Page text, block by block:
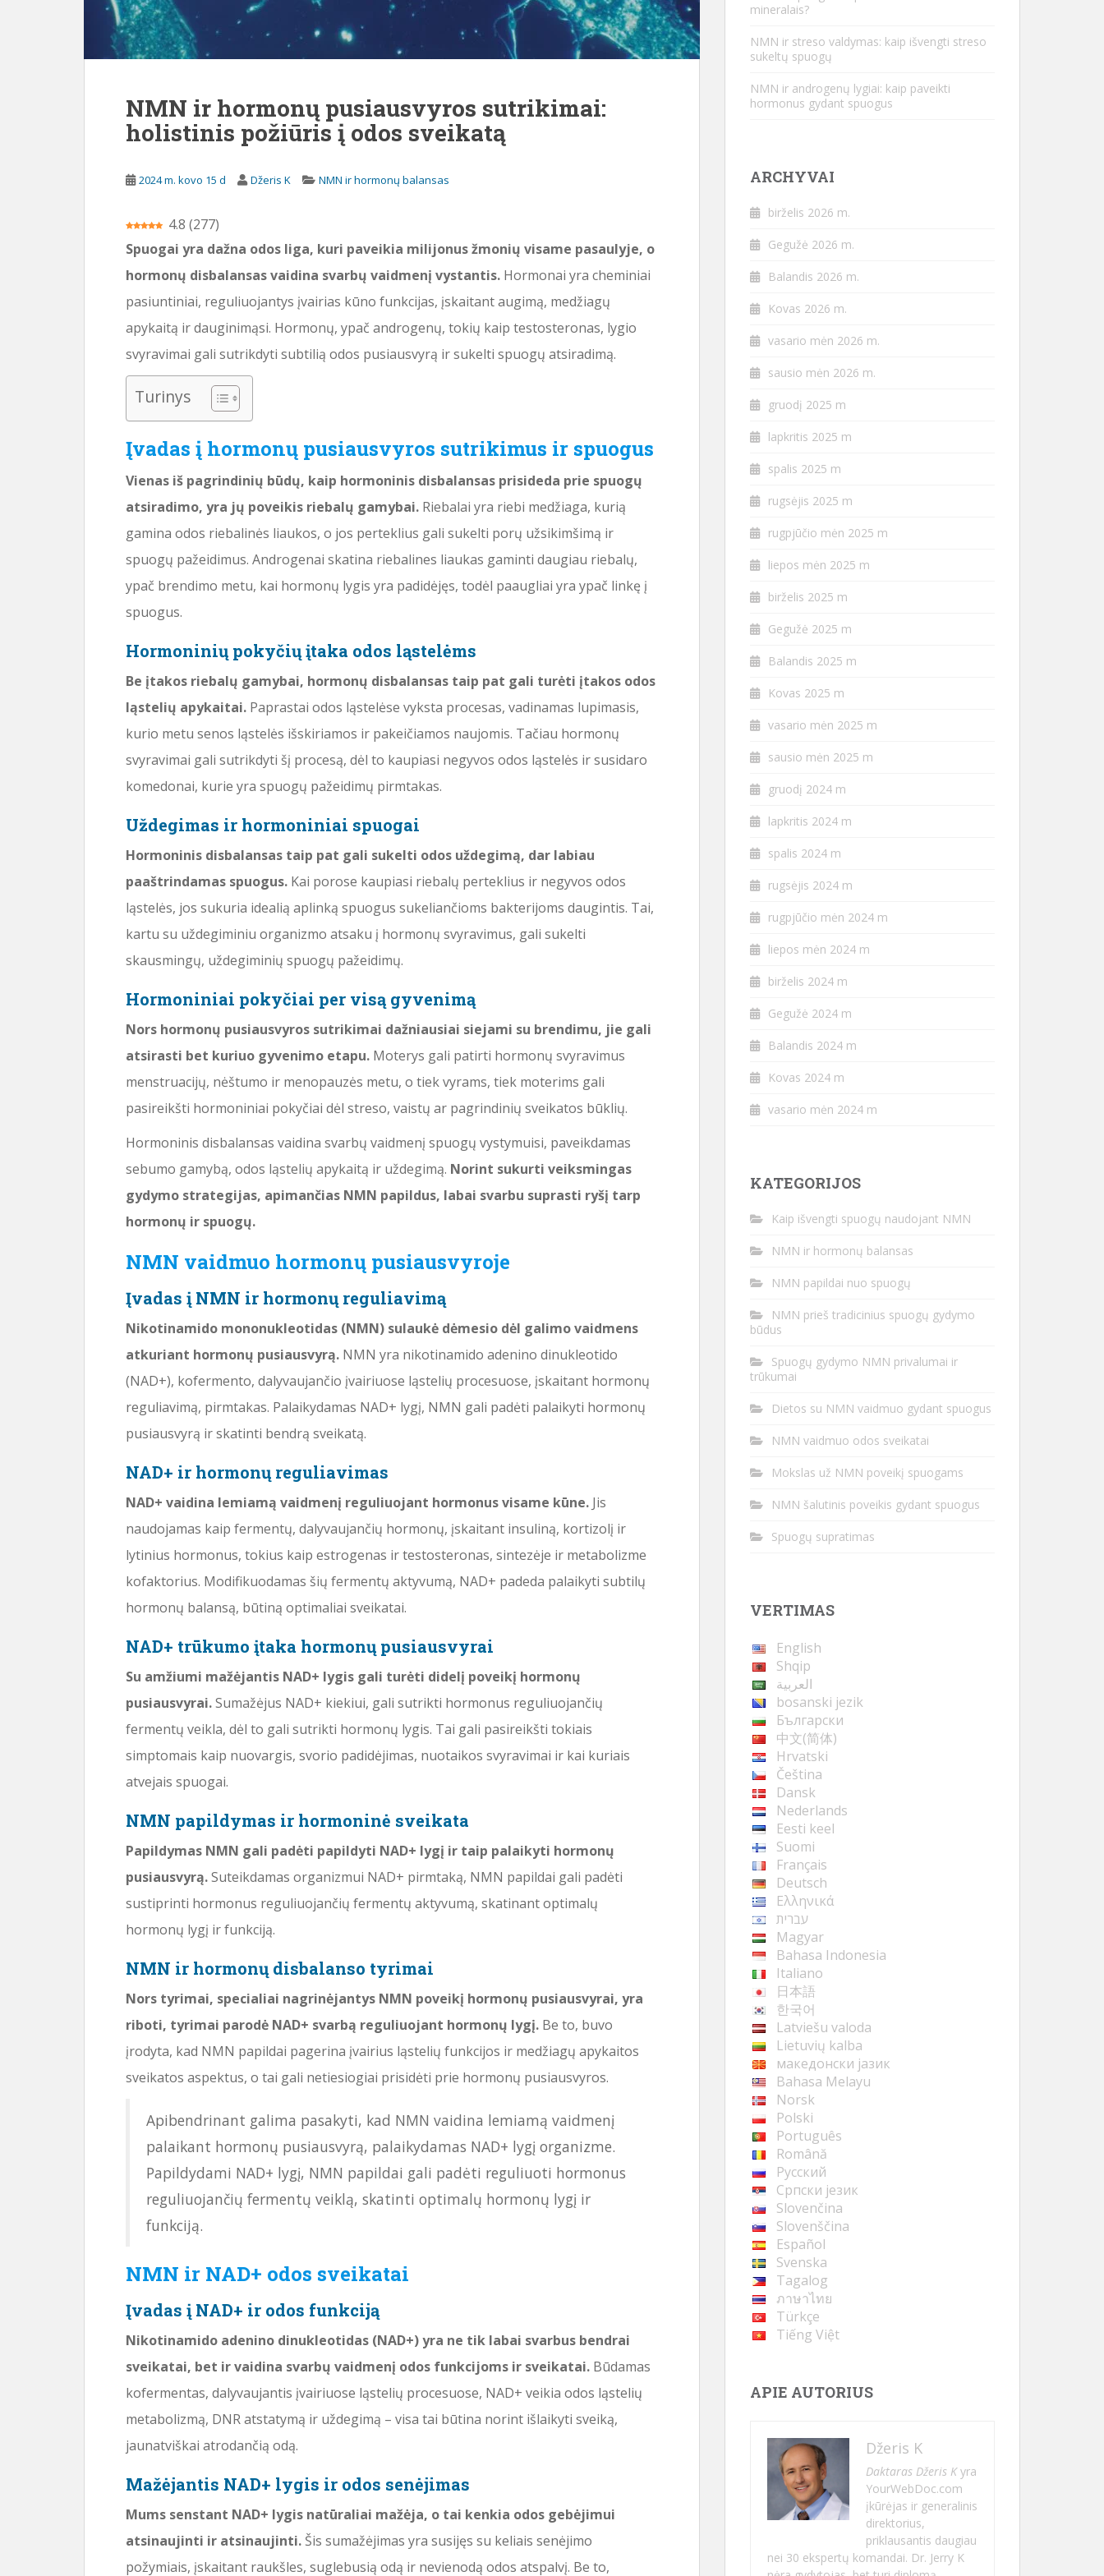
NMN ir hormonų pusiausvyros sutrikimai:
holistinis požiūris į odos sveikatą
2024 m. kovo 15 d Džeris K NMN ir hormonų balansas
4.8 (277)
Spuogai yra dažna odos liga, kuri paveikia milijonus žmonių visame pasaulyje, o
hormonų disbalansas vaidina svarbų vaidmenį vystantis. Hormonai yra cheminiai
pasiuntiniai, reguliuojantys įvairias kūno funkcijas, įskaitant augimą, medžiagų
apykaitą ir dauginimąsi. Hormonų, ypač androgenų, tokių kaip testosteronas, lygio
svyravimai gali sutrikdyti subtilią odos pusiausvyrą ir sukelti spuogų atsiradimą.
Turinys
Įvadas į hormonų pusiausvyros sutrikimus ir spuogus
Vienas iš pagrindinių būdų, kaip hormoninis disbalansas prisideda prie spuogų
atsiradimo, yra jų poveikis riebalų gamybai. Riebalai yra riebi medžiaga, kurią
gamina odos riebalinės liaukos, o jos perteklius gali sukelti porų užsikimšimą ir
spuogų pažeidimus. Androgenai skatina riebalines liaukas gaminti daugiau riebalų,
ypač brendimo metu, kai hormonų lygis yra padidėjęs, todėl paaugliai yra ypač linkę į
spuogus.
Hormoninių pokyčių įtaka odos ląstelėms
Be įtakos riebalų gamybai, hormonų disbalansas taip pat gali turėti įtakos odos
ląstelių apykaitai. Paprastai odos ląstelėse vyksta procesas, vadinamas lupimasis,
kurio metu senos ląstelės išskiriamos ir pakeičiamos naujomis. Tačiau hormonų
svyravimai gali sutrikdyti šį procesą, dėl to kaupiasi negyvos odos ląstelės ir susidaro
komedonai, kurie yra spuogų pažeidimų pirmtakas.
Uždegimas ir hormoniniai spuogai
Hormoninis disbalansas taip pat gali sukelti odos uždegimą, dar labiau
paaštrindamas spuogus. Kai porose kaupiasi riebalų perteklius ir negyvos odos
ląstelės, jos sukuria idealią aplinką spuogus sukeliančioms bakterijoms daugintis. Tai,
kartu su uždegiminiu organizmo atsaku į hormonų svyravimus, gali sukelti
skausmingų, uždegiminių spuogų pažeidimų.
Hormoniniai pokyčiai per visą gyvenimą
Nors hormonų pusiausvyros sutrikimai dažniausiai siejami su brendimu, jie gali
atsirasti bet kuriuo gyvenimo etapu. Moterys gali patirti hormonų svyravimus
menstruacijų, nėštumo ir menopauzės metu, o tiek vyrams, tiek moterims gali
pasireikšti hormoniniai pokyčiai dėl streso, vaistų ar pagrindinių sveikatos būklių.
Hormoninis disbalansas vaidina svarbų vaidmenį spuogų vystymuisi, paveikdamas
sebumo gamybą, odos ląstelių apykaitą ir uždegimą. Norint sukurti veiksmingas
gydymo strategijas, apimančias NMN papildus, labai svarbu suprasti ryšį tarp
hormonų ir spuogų.
NMN vaidmuo hormonų pusiausvyroje
Įvadas į NMN ir hormonų reguliavimą
Nikotinamido mononukleotidas (NMN) sulaukė dėmesio dėl galimo vaidmens
atkuriant hormonų pusiausvyrą. NMN yra nikotinamido adenino dinukleotido
(NAD+), kofermento, dalyvaujančio įvairiuose ląstelių procesuose, įskaitant hormonų
reguliavimą, pirmtakas. Palaikydamas NAD+ lygį, NMN gali padėti palaikyti hormonų
pusiausvyrą ir skatinti bendrą sveikatą.
NAD+ ir hormonų reguliavimas
NAD+ vaidina lemiamą vaidmenį reguliuojant hormonus visame kūne. Jis
naudojamas kaip fermentų, dalyvaujančių hormonų, įskaitant insuliną, kortizolį ir
lytinius hormonus, tokius kaip estrogenas ir testosteronas, sintezėje ir metabolizme
kofaktorius. Modifikuodamas šių fermentų aktyvumą, NAD+ padeda palaikyti subtilų
hormonų balansą, būtiną optimaliai sveikatai.
NAD+ trūkumo įtaka hormonų pusiausvyrai
Su amžiumi mažėjantis NAD+ lygis gali turėti didelį poveikį hormonų
pusiausvyrai.Sumažėjus NAD+ kiekiui, gali sutrikti hormonus reguliuojančių
fermentų veikla, dėl to gali sutrikti hormonų lygis. Tai gali pasireikšti tokiais
simptomais kaip nuovargis, svorio padidėjimas, nuotaikos svyravimai ir kai kuriais
atvejais spuogai.
NMN papildymas ir hormoninė sveikata
Papildymas NMN gali padėti papildyti NAD+ lygį ir taip palaikyti hormonų
pusiausvyrą.Suteikdamas organizmui NAD+ pirmtaką, NMN papildai gali padėti
sustiprinti hormonus reguliuojančių fermentų aktyvumą, skatinant optimalų
hormonų lygį ir funkciją.
NMN ir hormonų disbalanso tyrimai
Nors tyrimai, specialiai nagrinėjantys NMN poveikį hormonų pusiausvyrai, yra
riboti, tyrimai parodė NAD+ svarbą reguliuojant hormonų lygį. Be to, buvo
įrodyta, kad NMN papildai pagerina įvairius ląstelių funkcijos ir medžiagų apykaitos
sveikatos aspektus, o tai gali netiesiogiai prisidėti prie hormonų pusiausvyros.
Apibendrinant galima pasakyti, kad NMN vaidina lemiamą vaidmenį
palaikant hormonų pusiausvyrą, palaikydamas NAD+ lygį organizme.
Papildydami NAD+ lygį, NMN papildai gali padėti reguliuoti hormonus
reguliuojančių fermentų veiklą, skatinti optimalų hormonų lygį ir
funkciją.
NMN ir NAD+ odos sveikatai
Įvadas į NAD+ ir odos funkciją
Nikotinamido adenino dinukleotidas (NAD+) yra ne tik labai svarbus bendrai
sveikatai, bet ir vaidina svarbų vaidmenį odos funkcijoms ir sveikatai. Būdamas
kofermentas, dalyvaujantis įvairiuose ląstelių procesuose, NAD+ veikia odos ląstelių
metabolizmą, DNR atstatymą ir uždegimą – visa tai būtina norint išlaikyti sveiką,
jaunatviškai atrodančią odą.
Mažėjantis NAD+ lygis ir odos senėjimas
Mums senstant NAD+ lygis natūraliai mažėja, o tai kenkia odos gebėjimui
atsinaujinti ir atsinaujinti. Šis sumažėjimas yra susijęs su keliais senėjimo
požymiais, įskaitant raukšles, suglebusią odą ir nevienodą odos atspalvį. Be to,
mineralais?
NMN ir streso valdymas: kaip išvengti streso
sukeltų spuogų
NMN ir androgenų lygiai: kaip paveikti
hormonus gydant spuogus
ARCHYVAI
birželis 2026 m.
Gegužė 2026 m.
Balandis 2026 m.
Kovas 2026 m.
vasario mėn 2026 m.
sausio mėn 2026 m.
gruodį 2025 m
lapkritis 2025 m
spalis 2025 m
rugsėjis 2025 m
rugpjūčio mėn 2025 m
liepos mėn 2025 m
birželis 2025 m
Gegužė 2025 m
Balandis 2025 m
Kovas 2025 m
vasario mėn 2025 m
sausio mėn 2025 m
gruodį 2024 m
lapkritis 2024 m
spalis 2024 m
rugsėjis 2024 m
rugpjūčio mėn 2024 m
liepos mėn 2024 m
birželis 2024 m
Gegužė 2024 m
Balandis 2024 m
Kovas 2024 m
vasario mėn 2024 m
KATEGORIJOS
Kaip išvengti spuogų naudojant NMN
NMN ir hormonų balansas
NMN papildai nuo spuogų
NMN prieš tradicinius spuogų gydymo
būdus
Spuogų gydymo NMN privalumai ir
trūkumai
Dietos su NMN vaidmuo gydant spuogus
NMN vaidmuo odos sveikatai
Mokslas už NMN poveikį spuogams
NMN šalutinis poveikis gydant spuogus
Spuogų supratimas
VERTIMAS
English
Shqip
العربية
bosanski jezik
Български
中文(简体)
Hrvatski
Čeština
Dansk
Nederlands
Eesti keel
Suomi
Français
Deutsch
Ελληνικά
עברית
Magyar
Bahasa Indonesia
Italiano
日本語
한국어
Latviešu valoda
Lietuvių kalba
македонски јазик
Bahasa Melayu
Norsk
Polski
Português
Română
Русский
Cрпски језик
Slovenčina
Slovenščina
Español
Svenska
Tagalog
ภาษาไทย
Türkçe
Tiếng Việt
APIE AUTORIUS
Džeris K
Daktaras Džeris Kyra
YourWebDoc.com
įkūrėjas ir generalinis
direktorius,
priklausantis daugiau
nei 30 ekspertų komandai. Dr. Jerry K